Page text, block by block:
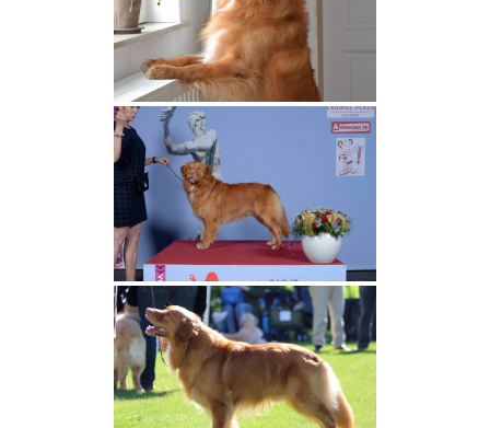
Nos femelles
Shaée de La Légende du Loup Noir
Summer de La Légende du Loup Noir
Texas de La Gardienne des Ombres
Tarook Des Couleurs d’Autumn
Una Des Couleurs d’Autumn
Viva Loupa des Couleurs d’Autumn
Arcane des Couleurs d’Autumn
Nos mâles